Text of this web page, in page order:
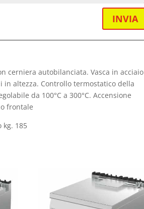
INVIA
cerniera autobilanciata. Vasca in acciaio
in altezza. Controllo termostatico della
da 100°C a 300°C. Accensione
frontale
kg. 185